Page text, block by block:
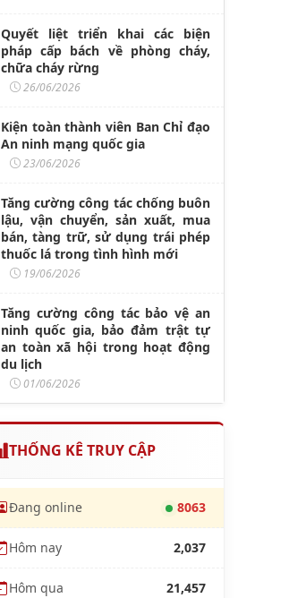
Quyết liệt triển khai các biện
pháp cấp bách về phòng cháy,
chữa cháy rừng
26/06/2026
Kiện toàn thành viên Ban Chỉ đạo
An ninh mạng quốc gia
23/06/2026
Tăng cường công tác chống buôn
lậu, vận chuyển, sản xuất, mua
bán, tàng trữ, sử dụng trái phép
thuốc lá trong tình hình mới
19/06/2026
Tăng cường công tác bảo vệ an
ninh quốc gia, bảo đảm trật tự
an toàn xã hội trong hoạt động
du lịch
01/06/2026
THỐNG KÊ TRUY CẬP
Đang online 8063
Hôm nay 2,037
Hôm qua 21,457